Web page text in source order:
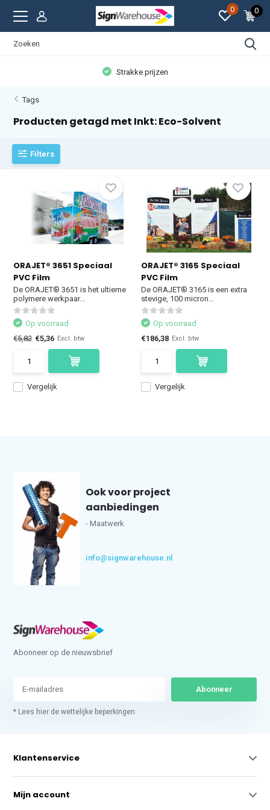
0 0
Strakke prijzen
Tags
Producten getagd met Inkt: Eco-Solvent
Filters
ORAJET® 3651 Speciaal
PVC Film
De ORAJET® 3651 is het ultieme
polymere werkpaar...
Vergelijk
Op voorraad
€5,82 €5,36 Excl. btw
ORAJET® 3165 Speciaal
PVC Film
De ORAJET® 3165 is een extra
stevige, 100 micron...
Vergelijk
Op voorraad
€186,38 Excl. btw
Ook voor project
aanbiedingen
- Maatwerk
info@signwarehouse.nl
Abonneer op de nieuwsbrief
Abonneer
* Lees hier de wettelijke beperkingen
Klantenservice
Mijn account